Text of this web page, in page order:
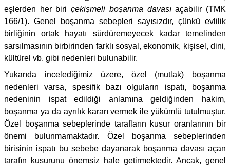
eşlerden her biriçekişmeli boşanma davasıaçabilir (TMK
166/1). Genel boşanma sebepleri sayısızdır, çünkü evlilik
birliğinin ortak hayatı sürdüremeyecek kadar temelinden
sarsılmasının birbirinden farklı sosyal, ekonomik, kişisel, dini,
kültürel vb. gibi nedenleri bulunabilir.
Yukarıda incelediğimiz üzere, özel (mutlak) boşanma
nedenleri varsa, spesifik bazı olguların ispatı, boşanma
nedeninin ispat edildiği anlamına geldiğinden hakim,
boşanma ya da ayrılık kararı vermek ile yükümlü tutulmuştur.
Özel boşanma sebeplerinde tarafların kusur oranlarının bir
önemi bulunmamaktadır. Özel boşanma sebeplerinden
birisinin ispatı bu sebebe dayanarak boşanma davası açan
tarafın kusurunu önemsiz hale getirmektedir. Ancak, genel